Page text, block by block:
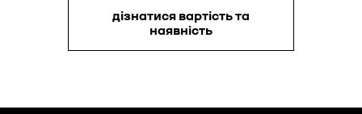
дізнатися вартість та
наявність